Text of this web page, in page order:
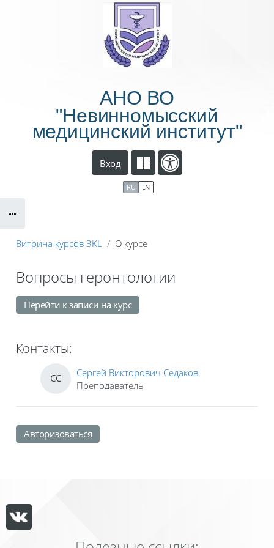
Перейти к основному содержанию
АНО ВО
"Невинномысский
медицинский институт"
Вход
RU EN
Витрина курсов 3KL О курсе
Вопросы геронтологии
Перейти к записи на курс
Контакты:
СС
Сергей Викторович Седаков
Преподаватель
Авторизоваться